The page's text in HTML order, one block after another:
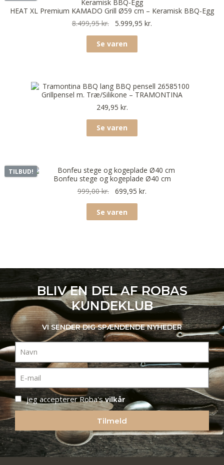
HEAT XL Premium KAMADO Grill Ø59 cm – Keramisk BBQ-Egg
8.499,95kr. 5.999,95kr.
Se varen
Grillpensel m. Træ/Silikone – TRAMONTINA
249,95 kr.
Se varen
Bonfeu stege og kogeplade Ø40 cm
TILBUD!
999,00kr. 699,95kr.
Se varen
BLIV EN DEL AF ROBAS
KUNDEKLUB
VI SENDER DIG SPÆNDENDE NYHEDER
jeg accepterer Roba'svilkår
Tilmeld